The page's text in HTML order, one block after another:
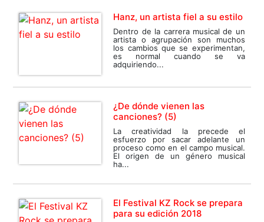
Hanz, un artista fiel a su estilo
Dentro de la carrera musical de un
artista o agrupación son muchos
los cambios que se experimentan,
es normal cuando se va
adquiriendo...
¿De dónde vienen las
canciones? (5)
La creatividad la precede el
esfuerzo por sacar adelante un
proceso como en el campo musical.
El origen de un género musical
ha...
El Festival KZ Rock se prepara
para su edición 2018